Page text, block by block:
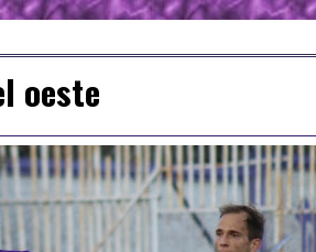
oeste